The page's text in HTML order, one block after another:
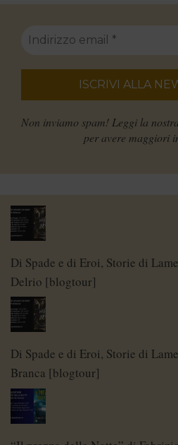
Non inviamo spam! Leggi la nostra
per avere maggiori
Di Spade e di Eroi, Storie di
Delrio [blogtour]
Di Spade e di Eroi, Storie di
Branca [blogtour]